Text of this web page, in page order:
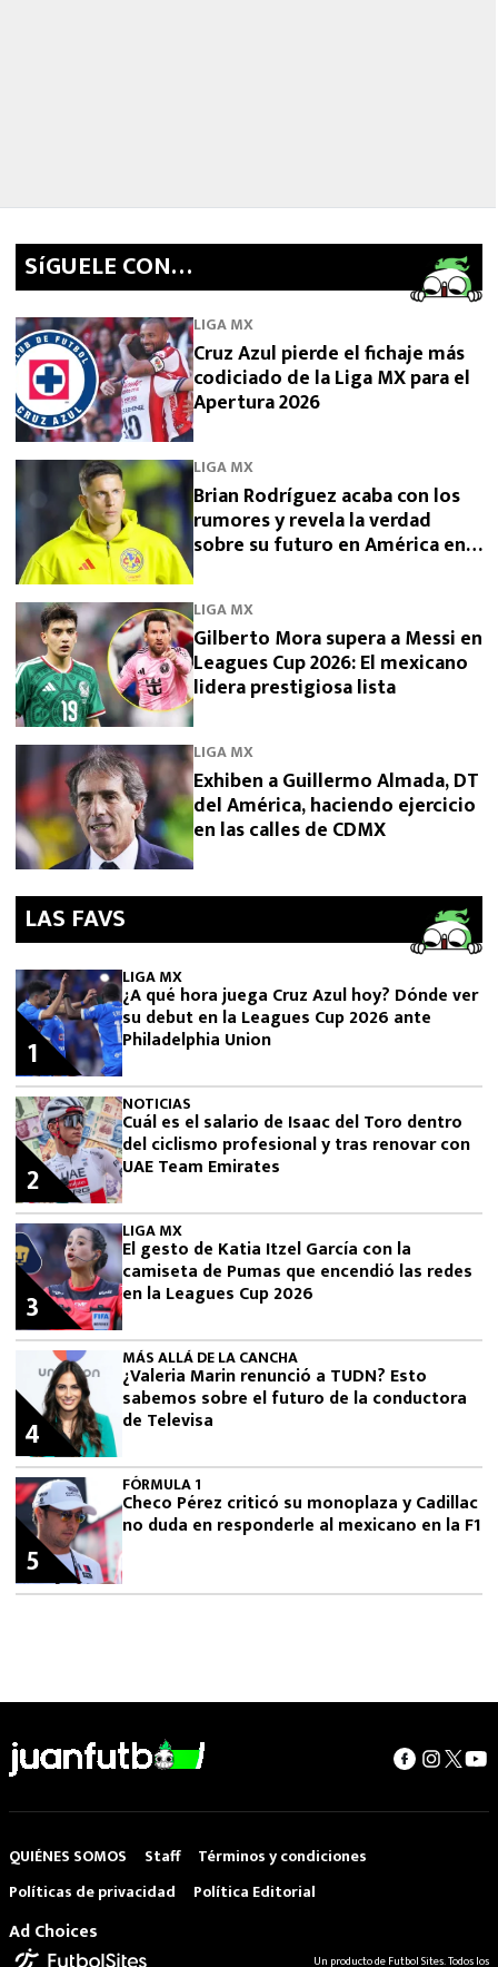
SíGUELE CON…
LIGA MX
Cruz Azul pierde el fichaje más
codiciado de la Liga MX para el
Apertura 2026
LIGA MX
Brian Rodríguez acaba con los
rumores y revela la verdad
sobre su futuro en América en
LIGA MX
Gilberto Mora supera a Messi en
Leagues Cup 2026: El mexicano
lidera prestigiosa lista
LIGA MX
Exhiben a Guillermo Almada, DT
del América, haciendo ejercicio
en las calles de CDMX
LAS FAVS
LIGA MX
¿A qué hora juega Cruz Azul hoy? Dónde ver
su debut en la Leagues Cup 2026 ante
Philadelphia Union
1
NOTICIAS
Cuál es el salario de Isaac del Toro dentro
del ciclismo profesional y tras renovar con
UAE Team Emirates
2
LIGA MX
El gesto de Katia Itzel García con la
camiseta de Pumas que encendió las redes
en la Leagues Cup 2026
3
MÁS ALLÁ DE LA CANCHA
¿Valeria Marin renunció a TUDN? Esto
sabemos sobre el futuro de la conductora
de Televisa
4
FÓRMULA 1
Checo Pérez criticó su monoplaza y Cadillac
no duda en responderle al mexicano en la F1
5
QUIÉNES SOMOS Staff
Términos y condiciones
Políticas de privacidad
Política Editorial
Ad Choices
Un producto de Futbol Sites. Todos los